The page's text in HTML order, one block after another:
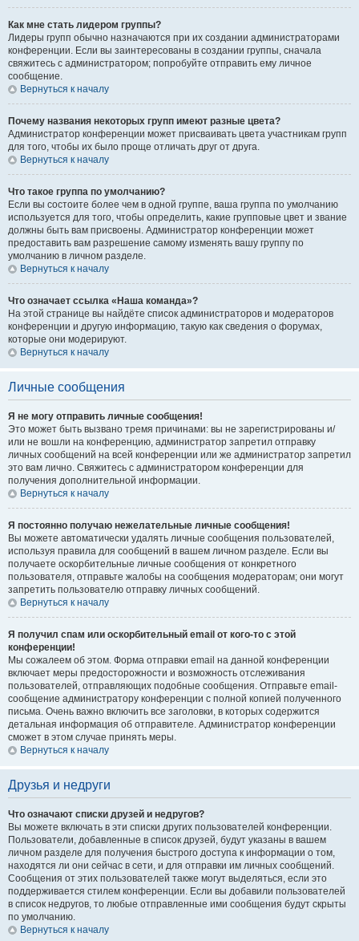
Как мне стать лидером группы?
Лидеры групп обычно назначаются при их создании администраторами
конференции. Если вы заинтересованы в создании группы, сначала
свяжитесь с администратором; попробуйте отправить ему личное
сообщение.
Вернуться к началу
Почему названия некоторых групп имеют разные цвета?
Администратор конференции может присваивать цвета участникам групп
для того, чтобы их было проще отличать друг от друга.
Вернуться к началу
Что такое группа по умолчанию?
Если вы состоите более чем в одной группе, ваша группа по умолчанию
используется для того, чтобы определить, какие групповые цвет и звание
должны быть вам присвоены. Администратор конференции может
предоставить вам разрешение самому изменять вашу группу по
умолчанию в личном разделе.
Вернуться к началу
Что означает ссылка «Наша команда»?
На этой странице вы найдёте список администраторов и модераторов
конференции и другую информацию, такую как сведения о форумах,
которые они модерируют.
Вернуться к началу
Личные сообщения
Я не могу отправить личные сообщения!
Это может быть вызвано тремя причинами: вы не зарегистрированы и/
или не вошли на конференцию, администратор запретил отправку
личных сообщений на всей конференции или же администратор запретил
это вам лично. Свяжитесь с администратором конференции для
получения дополнительной информации.
Вернуться к началу
Я постоянно получаю нежелательные личные сообщения!
Вы можете автоматически удалять личные сообщения пользователей,
используя правила для сообщений в вашем личном разделе. Если вы
получаете оскорбительные личные сообщения от конкретного
пользователя, отправьте жалобы на сообщения модераторам; они могут
запретить пользователю отправку личных сообщений.
Вернуться к началу
Я получил спам или оскорбительный email от кого-то с этой
конференции!
Мы сожалеем об этом. Форма отправки email на данной конференции
включает меры предосторожности и возможность отслеживания
пользователей, отправляющих подобные сообщения. Отправьте email-
сообщение администратору конференции с полной копией полученного
письма. Очень важно включить все заголовки, в которых содержится
детальная информация об отправителе. Администратор конференции
сможет в этом случае принять меры.
Вернуться к началу
Друзья и недруги
Что означают списки друзей и недругов?
Вы можете включать в эти списки других пользователей конференции.
Пользователи, добавленные в список друзей, будут указаны в вашем
личном разделе для получения быстрого доступа к информации о том,
находятся ли они сейчас в сети, и для отправки им личных сообщений.
Сообщения от этих пользователей также могут выделяться, если это
поддерживается стилем конференции. Если вы добавили пользователей
в список недругов, то любые отправленные ими сообщения будут скрыты
по умолчанию.
Вернуться к началу